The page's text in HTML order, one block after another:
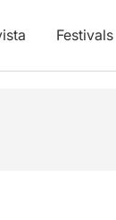
Festivals